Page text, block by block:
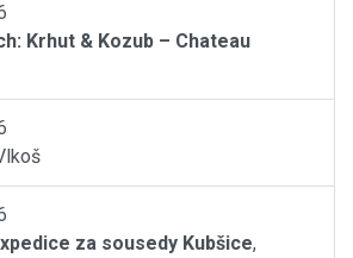
Krhut & Kozub – Chateau
za sousedy Kubšice,